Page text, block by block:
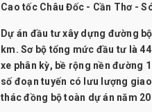
Cao tốc Châu Đốc - Cần Thơ -
Dự án đầu tư xây dựng đường
km. Sơ bộ tổng mức đầu tư là
xe phân kỳ, bề rộng nền đường
số đoạn tuyến có lưu lượng
thác đồng bộ toàn dự án năm